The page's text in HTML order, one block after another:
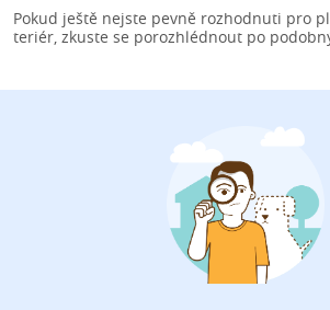
Pokud ještě nejste pevně rozhodnuti pro
teriér, zkuste se porozhlédnout po